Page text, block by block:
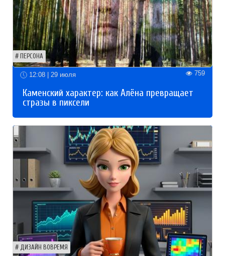
ПЕРСОНА
12:08 | 29 июля 759
Каменский характер: как Алёна превращает
стразы в пиксели
ДИЗАЙН ВОВРЕМЯ